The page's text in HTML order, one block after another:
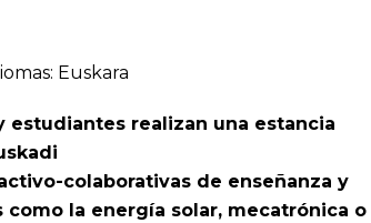
Euskara
estudiantes realizan una estancia
colaborativas de enseñanza y
la energía solar, mecatrónica o